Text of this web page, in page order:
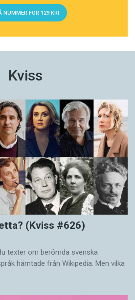
NUMMER FÖR 129 KR!
Kviss
(Kviss #626)
texter om berömda svenska
hämtade från Wikipedia. Men vilka